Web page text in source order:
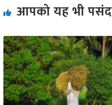
आपको यह भी